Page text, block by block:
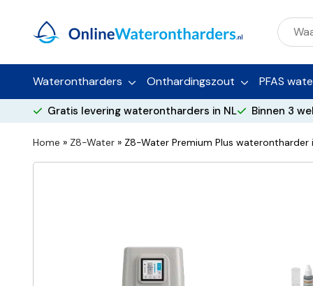
Waterontharders Onthardingszout PFAS
Gratis levering waterontharders in NL Binnen 3
Home » Z8-Water » Z8-Water Premium Plus